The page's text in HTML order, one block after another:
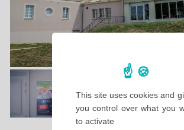
This site uses cookies and
you control over what you
to activate